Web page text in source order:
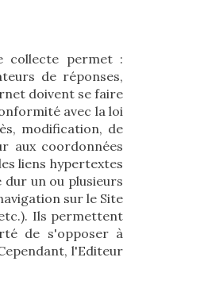
collecte permet :
de réponses,
doivent se faire
avec la loi
modification, de
aux coordonnées
liens hypertextes
un ou plusieurs
sur le Site
Ils permettent
de s'opposer à
l'Editeur